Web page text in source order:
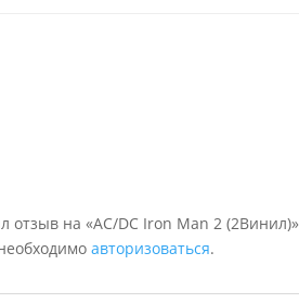
отзыв на «AC/DC Iron Man 2 (2Винил)»
авторизоваться.